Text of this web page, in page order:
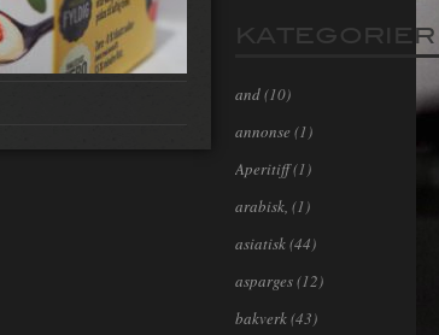
KATEGORIER
and(10)
annonse (1)
Aperitiff(1)
arabisk, (1)
asiatisk(44)
asparges(12)
bakverk(43)